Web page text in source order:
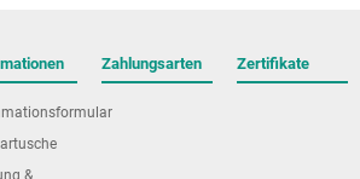
Zahlungsarten Zertifikate